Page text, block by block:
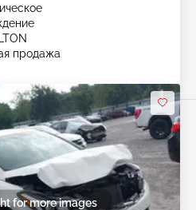
продажа
for more images